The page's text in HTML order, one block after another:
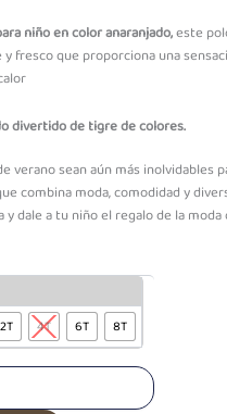
Through
S/32.13
niño en color anaranjado,este
fresco que proporciona una
divertido de tigre de colores.
verano sean aún más inolvidables
combina moda, comodidad y
y dale a tu niño el regalo de la
2T 4T 6T 8T